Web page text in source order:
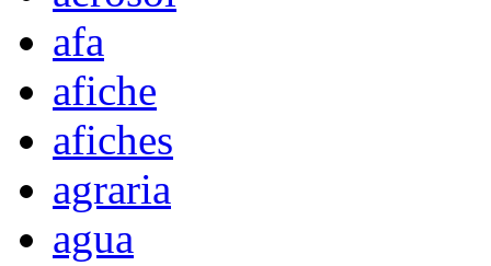
afa
afiche
afiches
agraria
agua